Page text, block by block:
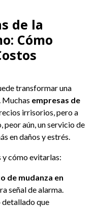
de la
Cómo
transformar una
Muchas empresas de
irrisorios, pero a
peor aún, un servicio de
en daños y estrés.
y cómo evitarlas:
de mudanza en
señal de alarma.
detallado que